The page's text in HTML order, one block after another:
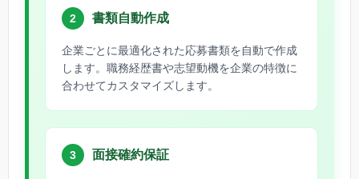
2 書類自動作成
企業ごとに最適化された応募書類を自動で作成
します。職務経歴書や志望動機を企業の特徴に
合わせてカスタマイズします。
3 面接確約保証